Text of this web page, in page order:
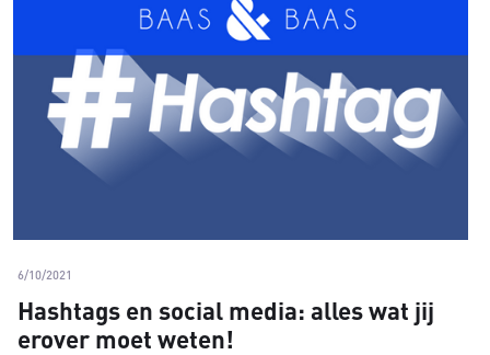
6/10/2021
Hashtags en social media: alles wat jij
erover moet weten!